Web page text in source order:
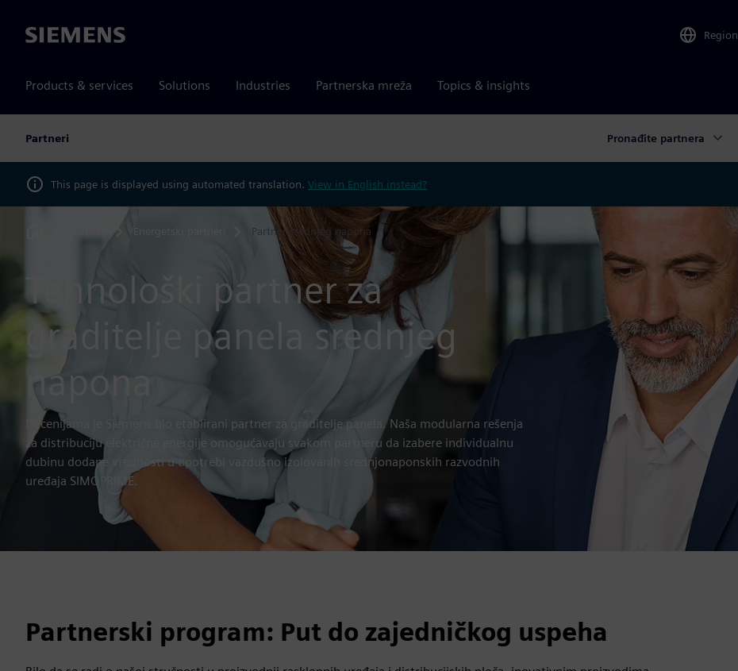
Siemens Region
Products & services Solutions Industries Partnerska mreža Topics & insights
Partneri Pronađite partnera
This page is displayed using automated translation. View in English instead?
Partner srednjeg napona
Tehnološki partner za
graditelje panela srednjeg
napona
Decenijama je Siemens bio etablirani partner za graditelje panela. Naša modularna rešenja
za distribuciju električne energije omogućavaju svakom partneru da izabere individualnu
dubinu dodane vrednosti u upotrebi vazdušno izolovanih srednjonaponskih razvodnih
uređaja SIMOPRIME.
Partnerski program: Put do zajedničkog uspeha